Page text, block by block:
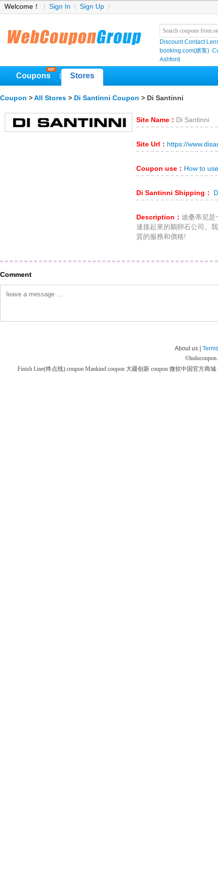
Welcome！ Sign In Sign Up
Discount Contact
booking.com(繽客)
Ashford
Coupons Stores
Coupon > All Stores > Di Santinni Coupon > Di Santinni
Site Name： Di Santinni
Site Url： https://
Coupon use： How to
Di Santinni Shipping：
Description： 迪桑蒂尼是
連接起來的鵝卵石公司。
質的服務和價格!
Comment
About us |
©
Finish Line(终点线) coupon Mankind coupon 大疆创新 coupon 微软中国官方商城